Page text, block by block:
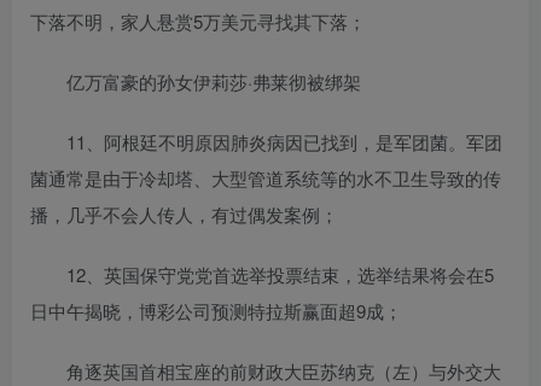
下落不明，家人悬赏5万美元寻找其下落；
亿万富豪的孙女伊莉莎·弗莱彻被绑架
11、阿根廷不明原因肺炎病因已找到，是军团菌。军团
菌通常是由于冷却塔、大型管道系统等的水不卫生导致的传
播，几乎不会人传人，有过偶发案例；
12、英国保守党党首选举投票结束，选举结果将会在5
日中午揭晓，博彩公司预测特拉斯赢面超9成；
角逐英国首相宝座的前财政大臣苏纳克（左）与外交大